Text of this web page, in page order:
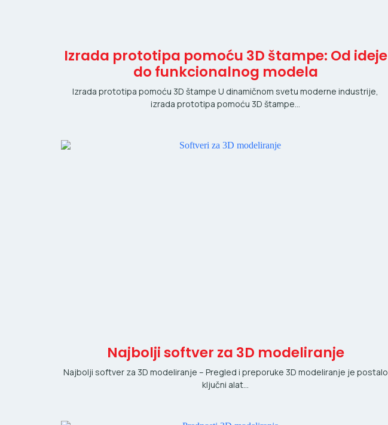
Izrada prototipa pomoću 3D štampe: Od ideje
do funkcionalnog modela
Izrada prototipa pomoću 3D štampe U dinamičnom svetu moderne industrije,
izrada prototipa pomoću 3D štampe…
Najbolji softver za 3D modeliranje
Najbolji softver za 3D modeliranje – Pregled i preporuke 3D modeliranje je postalo
ključni alat…